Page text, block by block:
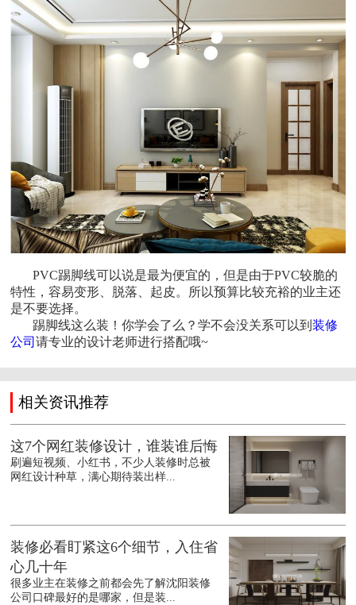
PVC踢脚线可以说是最为便宜的，但是由于PVC较脆的
特性，容易变形、脱落、起皮。所以预算比较充裕的业主还
是不要选择。
踢脚线这么装！你学会了么？学不会没关系可以到装修
公司请专业的设计老师进行搭配哦~
相关资讯推荐
这7个网红装修设计，谁装谁后悔
刷遍短视频、小红书，不少人装修时总被
网红设计种草，满心期待装出样...
装修必看盯紧这6个细节，入住省
心几十年
很多业主在装修之前都会先了解沈阳装修
公司口碑最好的是哪家，但是装...